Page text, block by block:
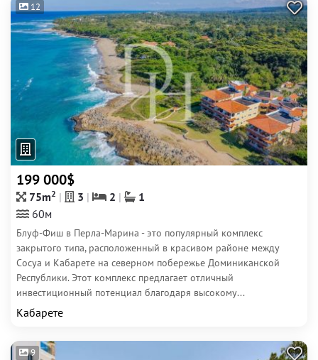
12
199 000$
75m2 3 2
1
60м
Блуф-Фиш в Перла-Марина - это популярный комплекс
закрытого типа, расположенный в красивом районе между
Сосуа и Кабарете на северном побережье Доминиканской
Республики. Этот комплекс предлагает отличный
инвестиционный потенциал благодаря высокому...
Кабарете
9